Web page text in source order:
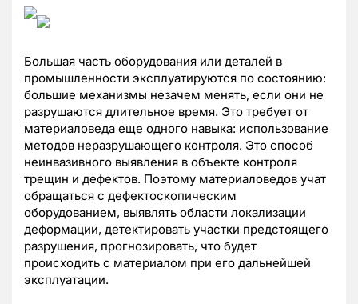
Большая часть оборудования или деталей в
промышленности эксплуатируются по состоянию:
большие механизмы незачем менять, если они не
разрушаются длительное время. Это требует от
материаловеда еще одного навыка: использование
методов неразрушающего контроля. Это способ
неинвазивного выявления в объекте контроля
трещин и дефектов. Поэтому материаловедов учат
обращаться с дефектоскопическим
оборудованием, выявлять области локализации
деформации, детектировать участки предстоящего
разрушения, прогнозировать, что будет
происходить с материалом при его дальнейшей
эксплуатации.